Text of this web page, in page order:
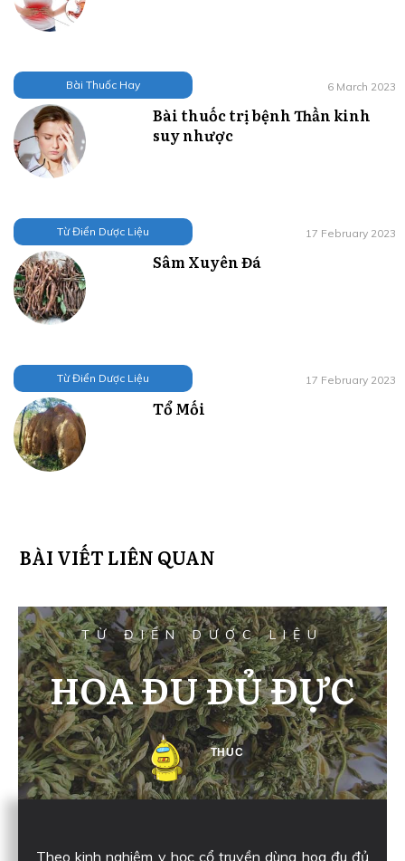
Bài Thuốc Hay 6 March 2023
Bài thuốc trị bệnh Thần kinh
suy nhược
Từ Điển Dược Liệu 17 February 2023
Sâm Xuyên Đá
Từ Điển Dược Liệu 17 February 2023
Tổ Mối
BÀI VIẾT LIÊN QUAN
TỪ ĐIỂN DƯỢC LIỆU
HOA ĐU ĐỦ ĐỰC
THUC
Theo kinh nghiệm y học cổ truyền dùng hoa đu đủ